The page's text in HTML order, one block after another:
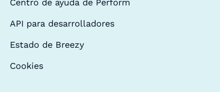
API para desarrolladores
Estado de Breezy
Cookies